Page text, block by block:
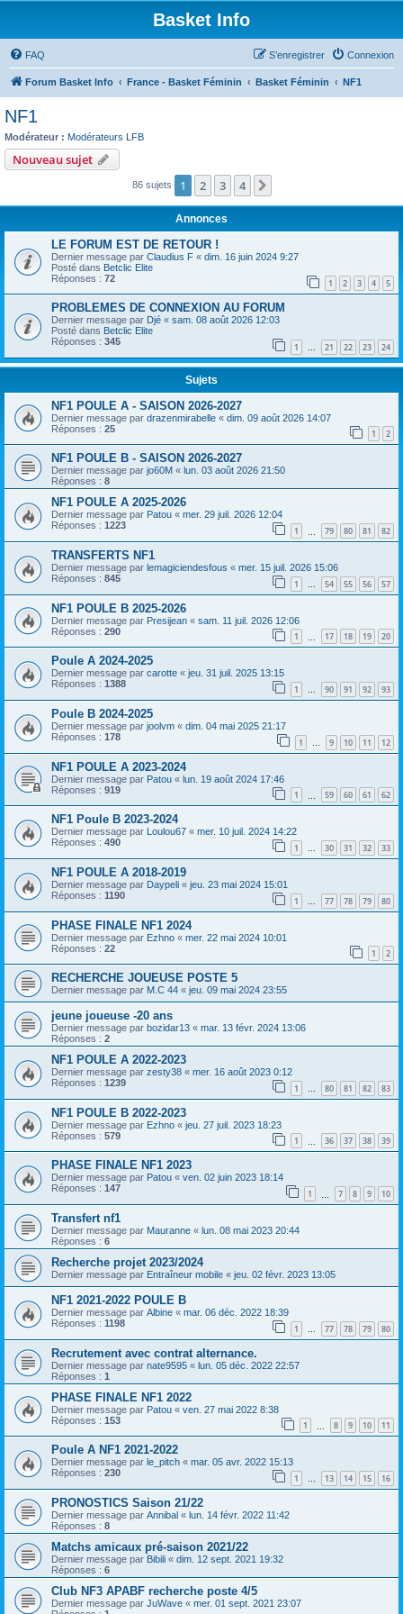
Basket Info
FAQ Connexion
S’enregistrer
Forum Basket Info France - Basket Féminin Basket Féminin NF1
NF1
Modérateur : Modérateurs LFB
Nouveau sujet
86 sujets 1 2 3 4
Annonces
LE FORUM EST DE RETOUR !
Dernier message par Claudius F « dim. 16 juin 2024 9:27
Posté dans Betclic Elite
Réponses : 72 1 2 3 4 5
PROBLEMES DE CONNEXION AU FORUM
Dernier message par Djé « sam. 08 août 2026 12:03
Posté dans Betclic Elite
Réponses : 345 1 … 21 22 23 24
Sujets
NF1 POULE A - SAISON 2026-2027
Dernier message par drazenmirabelle « dim. 09 août 2026 14:07
Réponses : 25 1 2
NF1 POULE B - SAISON 2026-2027
Dernier message par jo60M « lun. 03 août 2026 21:50
Réponses : 8
NF1 POULE A 2025-2026
Dernier message par Patou « mer. 29 juil. 2026 12:04
Réponses : 1223 1 79 80 81 82
TRANSFERTS NF1
Dernier message par lemagiciendesfous « mer. 15 juil. 2026 15:06
Réponses : 845 1 … 54 55 56 57
NF1 POULE B 2025-2026
Dernier message par Presijean « sam. 11 juil. 2026 12:06
Réponses : 290 1 17 18 19 20
Poule A 2024-2025
Dernier message par carotte « jeu. 31 juil. 2025 13:15
Réponses : 1388 1 … 90 91 92 93
Poule B 2024-2025
Dernier message par joolvm « dim. 04 mai 2025 21:17
Réponses : 178 1 … 9 10 11 12
NF1 POULE A 2023-2024
Dernier message par Patou « lun. 19 août 2024 17:46
Réponses : 919 1 59 60 61 62
NF1 Poule B 2023-2024
Dernier message par Loulou67 « mer. 10 juil. 2024 14:22
Réponses : 490 1 … 30 31 32 33
NF1 POULE A 2018-2019
Dernier message par Daypeli « jeu. 23 mai 2024 15:01
Réponses : 1190 1 … 77 78 79 80
PHASE FINALE NF1 2024
Dernier message par Ezhno « mer. 22 mai 2024 10:01
Réponses : 22 1 2
RECHERCHE JOUEUSE POSTE 5
Dernier message par M.C 44 « jeu. 09 mai 2024 23:55
jeune joueuse -20 ans
Dernier message par bozidar13 « mar. 13 févr. 2024 13:06
Réponses : 2
NF1 POULE A 2022-2023
Dernier message par zesty38 « mer. 16 août 2023 0:12
Réponses : 1239 1 … 80 81 82 83
NF1 POULE B 2022-2023
Dernier message par Ezhno « jeu. 27 juil. 2023 18:23
Réponses : 579 1 36 37 38 39
PHASE FINALE NF1 2023
Dernier message par Patou « ven. 02 juin 2023 18:14
Réponses : 147 1 7 8 9 10
Transfert nf1
Dernier message par Mauranne « lun. 08 mai 2023 20:44
Réponses : 6
Recherche projet 2023/2024
Dernier message par Entraîneur mobile « jeu. 02 févr. 2023 13:05
NF1 2021-2022 POULE B
Dernier message par Albine « mar. 06 déc. 2022 18:39
Réponses : 1198 1 … 77 78 79 80
Recrutement avec contrat alternance.
Dernier message par nate9595 « lun. 05 déc. 2022 22:57
Réponses : 1
PHASE FINALE NF1 2022
Dernier message par Patou « ven. 27 mai 2022 8:38
Réponses : 153 1 8 9 10 11
Poule A NF1 2021-2022
Dernier message par le_pitch « mar. 05 avr. 2022 15:13
Réponses : 230 1 … 13 14 15 16
PRONOSTICS Saison 21/22
Dernier message par Annibal « lun. 14 févr. 2022 11:42
Réponses : 8
Matchs amicaux pré-saison 2021/22
Dernier message par Bibili « dim. 12 sept. 2021 19:32
Réponses : 6
Club NF3 APABF recherche poste 4/5
Dernier message par JuWave « mer. 01 sept. 2021 23:07